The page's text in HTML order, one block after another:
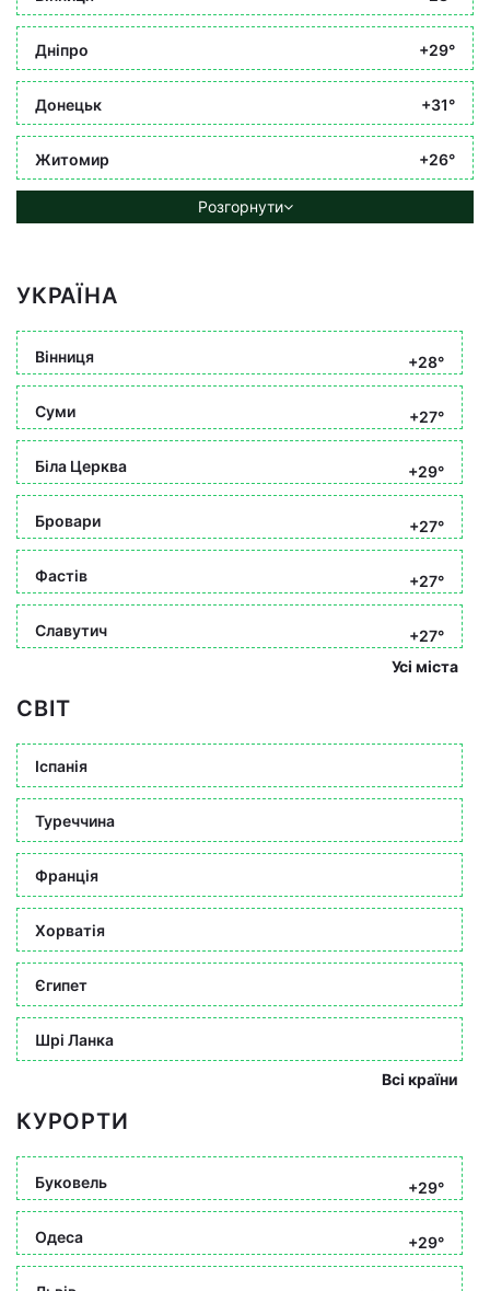
Дніпро +29°
Донецьк +31°
Житомир +26°
Розгорнути
УКРАЇНА
Вінниця +28°
Суми +27°
Біла Церква +29°
Бровари +27°
Фастів +27°
Славутич
+27°
Усі міста
СВІТ
Іспанія
Туреччина
Франція
Хорватія
Єгипет
Шрі Ланка
Всі країни
КУРОРТИ
Буковель +29°
Одеса +29°